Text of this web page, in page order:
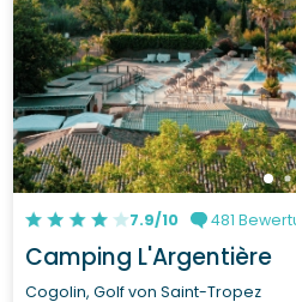
7.9/10 481
Camping L'Argentière
Cogolin, Golf von Saint-Tropez